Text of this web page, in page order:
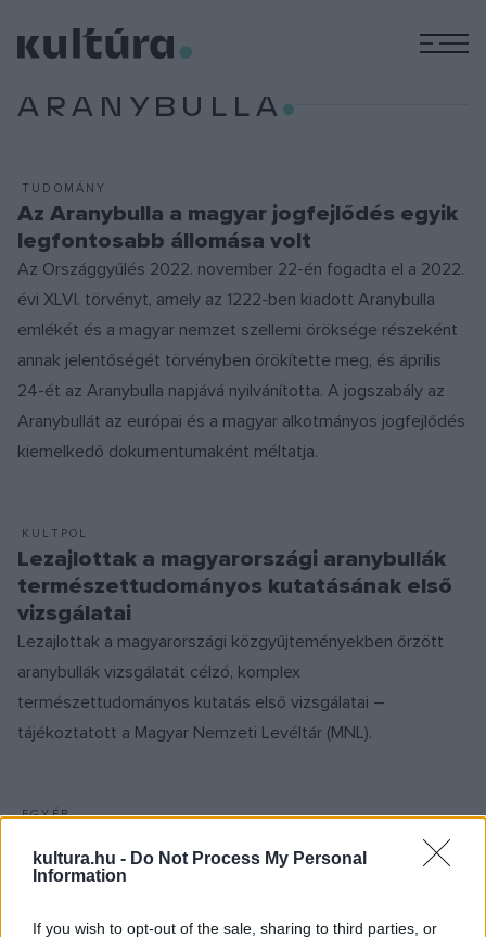
kultura.hu - Do Not Process My Personal
Information
If you wish to opt-out of the sale, sharing to third parties, or
ARANYBULLA
TUDOMÁNY
Az Aranybulla a magyar jogfejlődés egyik
legfontosabb állomása volt
Az Országgyűlés 2022. november 22-én fogadta el a 2022.
évi XLVI. törvényt, amely az 1222-ben kiadott Aranybulla
emlékét és a magyar nemzet szellemi öröksége részeként
annak jelentőségét törvényben örökítette meg, és április
24-ét az Aranybulla napjává nyilvánította. A jogszabály az
Aranybullát az európai és a magyar alkotmányos jogfejlődés
kiemelkedő dokumentumaként méltatja.
KULTPOL
Lezajlottak a magyarországi aranybullák
természettudományos kutatásának első
vizsgálatai
Lezajlottak a magyarországi közgyűjteményekben őrzött
aranybullák vizsgálatát célzó, komplex
természettudományos kutatás első vizsgálatai –
tájékoztatott a Magyar Nemzeti Levéltár (MNL).
EGYÉB
Aranybulla – Animációs filmet készített az
Országház Filmműhely
800 programsorozat részeként elkészült az Országház